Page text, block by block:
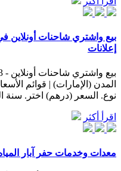
إعلانات
المدن (الإمارات) | قوائم
نوع. السعر (درهم) اختر. سنة
اقرأ أكثر
معدات وخدمات حفر آبار